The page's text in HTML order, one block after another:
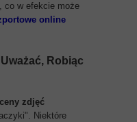
co w efekcie może
online
Robiąc
ceny zdjęć
Niektóre